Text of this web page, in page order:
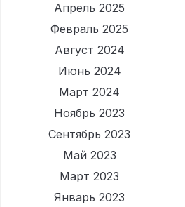
Апрель 2025
Февраль 2025
Август 2024
Июнь 2024
Март 2024
Ноябрь 2023
Сентябрь 2023
Май 2023
Март 2023
Январь 2023